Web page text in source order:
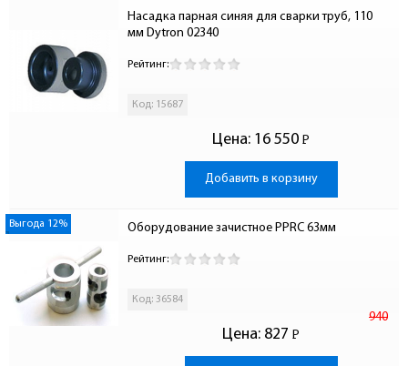
Насадка парная синяя для сварки труб, 110
мм Dytron 02340
Рейтинг:
Код: 15687
Цена: 16 550 Р
-
Добавить в корзину
Выгода 12% Оборудование зачистное PPRC 63мм
Рейтинг:
Код: 36584
Цена:
940
827 Р
-